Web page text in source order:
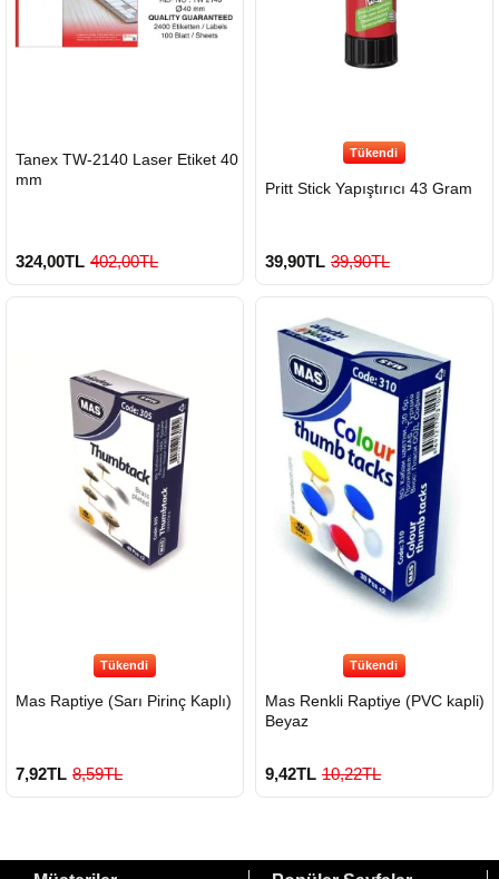
GÖNDERİ
900 TL Üzeri Kargo Ücretsiz
Tanex TW-2140 Laser Etiket 40
mm
324,00TL 402,00TL
Tükendi
Pritt Stick Yapıştırıcı 43 Gram
39,90TL 39,90TL
Tükendi
Mas Raptiye (Sarı Pirinç Kaplı)
7,92TL 8,59TL
Tükendi
Mas Renkli Raptiye (PVC kapli)
Beyaz
9,42TL 10,22TL